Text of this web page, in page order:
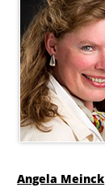
Angela Meinck